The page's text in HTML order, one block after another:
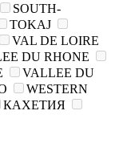
SOUTH-
TOKAJ
VAL DE LOIRE
DU RHONE
VALLEE DU
WESTERN
КАХЕТИЯ